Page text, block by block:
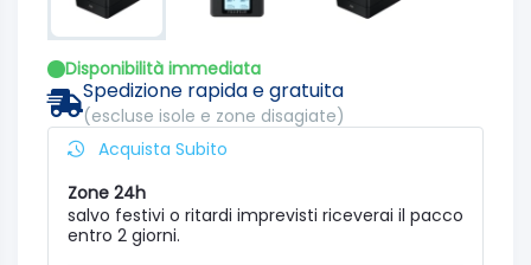
Disponibilità immediata
Spedizione rapida e gratuita
(escluse isole e zone disagiate)
Acquista Subito
Zone 24h
salvo festivi o ritardi imprevisti riceverai il pacco
entro 2 giorni.